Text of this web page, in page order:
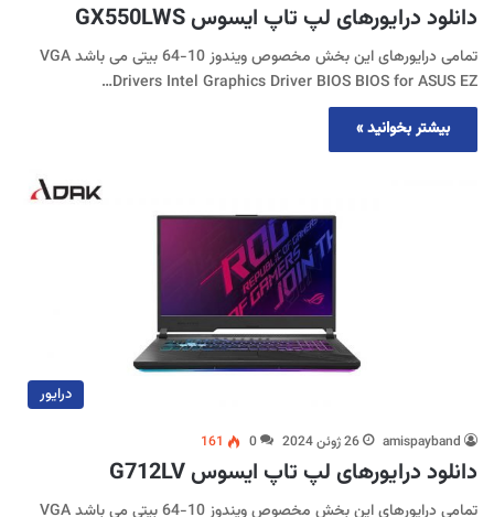
دانلود درایورهای لپ تاپ ایسوس GX550LWS
تمامی درایورهای این بخش مخصوص ویندوز 10-64 بیتی می باشد VGA
Drivers Intel Graphics Driver BIOS BIOS for ASUS EZ…
بیشتر بخوانید »
درایور
amispayband 26 ژوئن 2024 0
161
دانلود درایورهای لپ تاپ ایسوس G712LV
تمامی درایورهای این بخش مخصوص ویندوز 10-64 بیتی می باشد VGA